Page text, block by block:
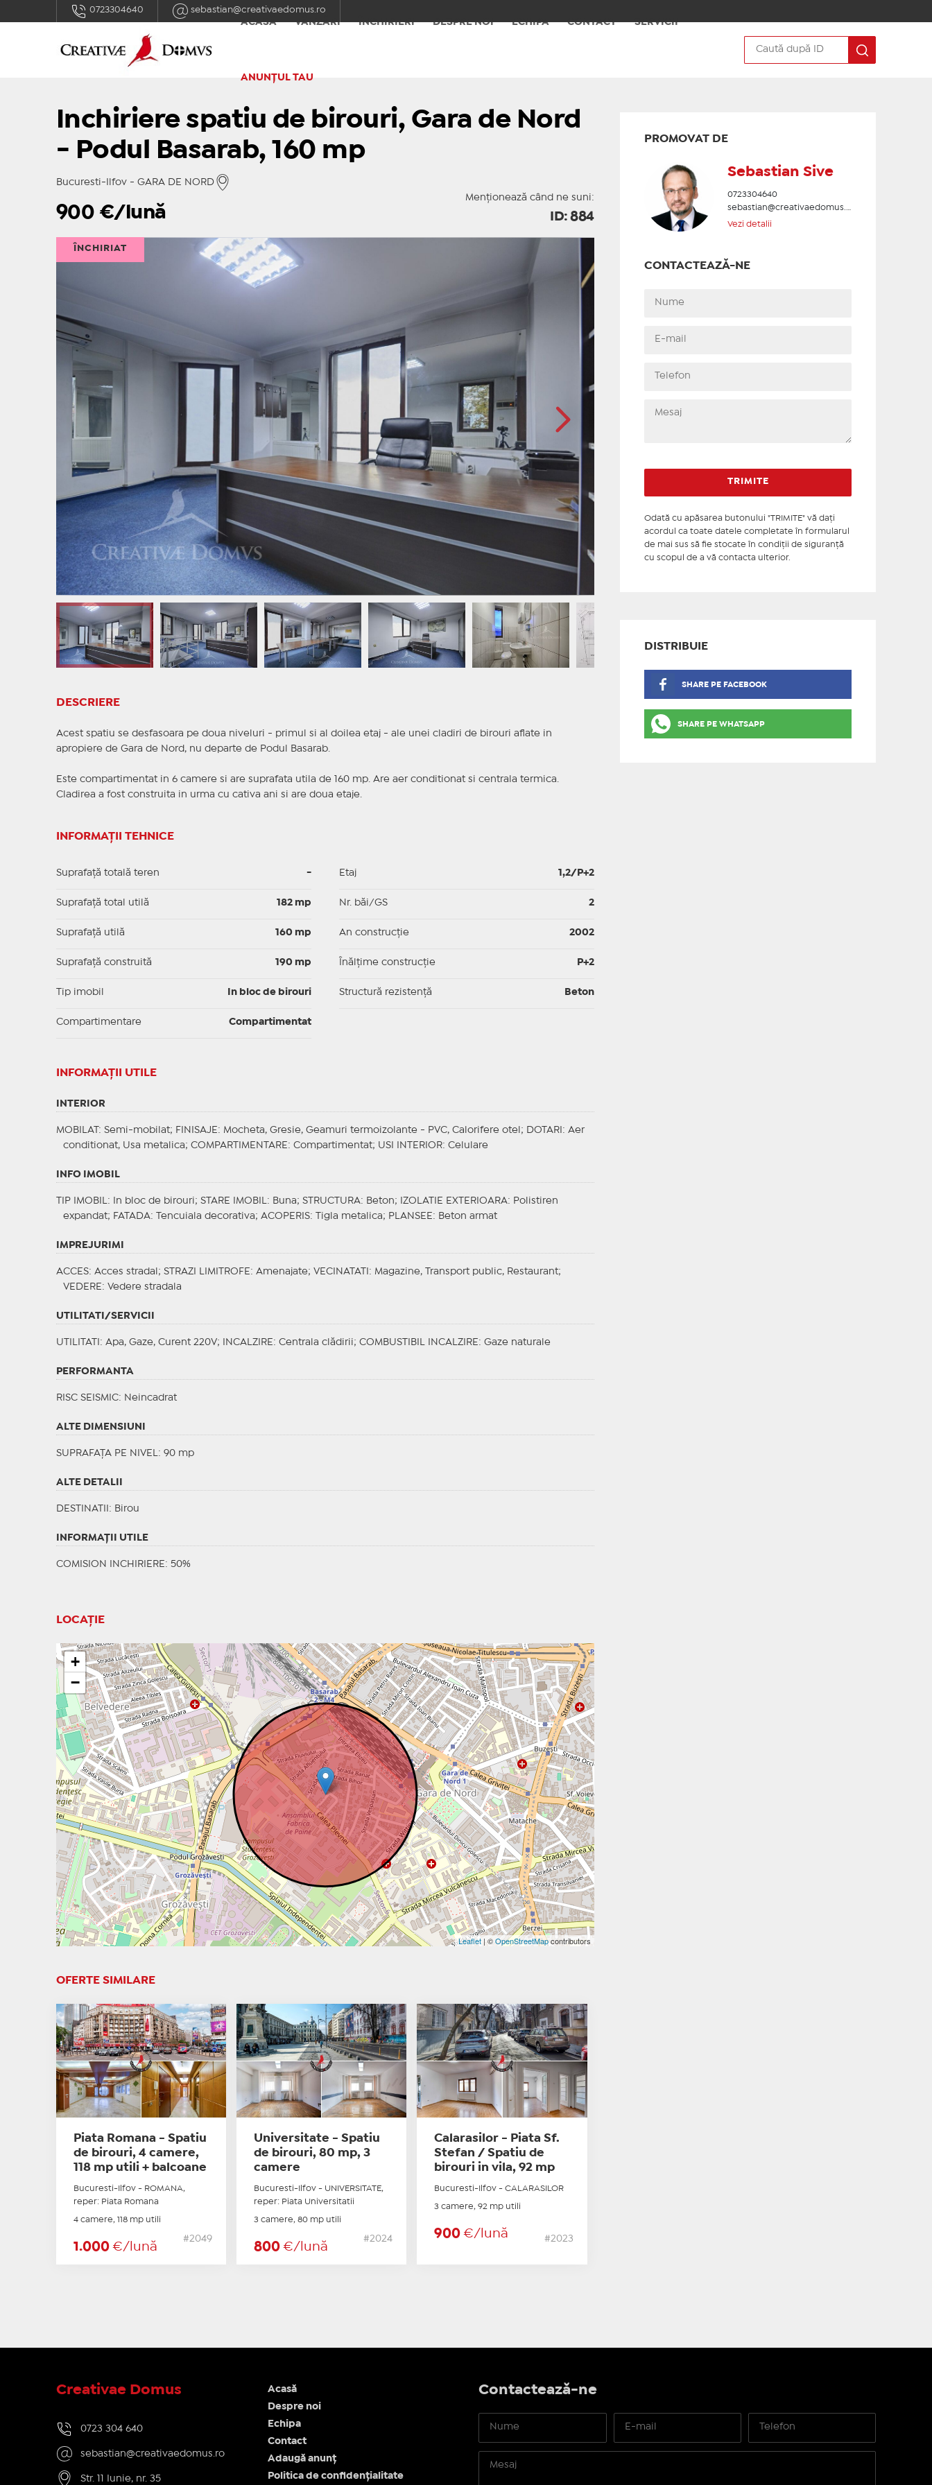
0723304640
sebastian@creativaedomus.ro
ACASĂ
VÂNZĂRI ÎNCHIRIERI DESPRE NOI ECHIPA CONTACT SERVICII
ANUNȚUL TAU
Inchiriere spatiu de birouri, Gara de Nord
- Podul Basarab, 160 mp
Bucuresti-Ilfov - GARA DE NORD
Menționează când ne suni:
900 €/lună ID: 884
ÎNCHIRIAT
DESCRIERE
Acest spatiu se desfasoara pe doua niveluri - primul si al doilea etaj - ale unei cladiri de birouri aflate in
apropiere de Gara de Nord, nu departe de Podul Basarab.
Este compartimentat in 6 camere si are suprafata utila de 160 mp. Are aer conditionat si centrala termica.
Cladirea a fost construita in urma cu cativa ani si are doua etaje.
INFORMAȚII TEHNICE
Suprafață totală teren -
Suprafaţă total utilă 182 mp
Suprafaţă utilă 160 mp
Suprafaţă construită 190 mp
Tip imobil In bloc de birouri
Compartimentare Compartimentat
Etaj 1,2/P+2
Nr. băi/GS 2
An construcție 2002
Înălțime construcție P+2
Structură rezistență Beton
INFORMAŢII UTILE
INTERIOR
MOBILAT : Semi-mobilat; FINISAJE : Mocheta, Gresie, Geamuri termoizolante - PVC, Calorifere otel; DOTARI : Aer
conditionat, Usa metalica; COMPARTIMENTARE : Compartimentat; USI INTERIOR: Celulare
INFO IMOBIL
TIP IMOBIL : In bloc de birouri; STARE IMOBIL : Buna; STRUCTURA: Beton; IZOLATIE EXTERIOARA: Polistiren
expandat; FATADA: Tencuiala decorativa; ACOPERIS: Tigla metalica; PLANSEE : Beton armat
IMPREJURIMI
ACCES: Acces stradal; STRAZI LIMITROFE : Amenajate; VECINATATI
: Magazine, Transport public, Restaurant;
VEDERE : Vedere stradala
UTILITATI/SERVICII
UTILITATI : Apa, Gaze, Curent 220V; INCALZIRE : Centrala clădirii; COMBUSTIBIL INCALZIRE : Gaze naturale
PERFORMANTA
RISC SEISMIC: Neincadrat
ALTE DIMENSIUNI
SUPRAFAȚA PE NIVEL: 90 mp
ALTE DETALII
DESTINATII : Birou
INFORMAŢII UTILE
COMISION INCHIRIERE: 50%
LOCAȚIE
+
−
Leaflet| ©OpenStreetMapcontributors
PROMOVAT DE
Sebastian Sive
0723304640
Vezi detalii
CONTACTEAZĂ-NE
Odată cu apăsarea butonului "TRIMITE" vă daţi
acordul ca toate datele completate în formularul
de mai sus să fie stocate în condiţii de siguranţă
cu scopul de a vă contacta ulterior.
DISTRIBUIE
SHARE PE FACEBOOK
SHARE PE WHATSAPP
OFERTE SIMILARE
Piata Romana - Spatiu
de birouri, 4 camere,
118 mp utili + balcoane
Bucuresti-Ilfov - ROMANA,
reper: Piata Romana
4 camere, 118 mp utili
1.000 €/lună
#2049
Universitate - Spatiu
de birouri, 80 mp, 3
camere
Bucuresti-Ilfov - UNIVERSITATE,
reper: Piata Universitatii
3 camere, 80 mp utili
800€/lună
#2024
Calarasilor - Piata Sf.
Stefan / Spatiu de
birouri in vila, 92 mp
Bucuresti-Ilfov - CALARASILOR
3 camere, 92 mp utili
900€/lună #2023
Creativae Domus
0723 304 640
sebastian@creativaedomus.ro
Str. 11 Iunie, nr. 35
Acasă
Despre noi
Echipa
Contact
Adaugă anunț
Politica de confidențialitate
Contactează-ne